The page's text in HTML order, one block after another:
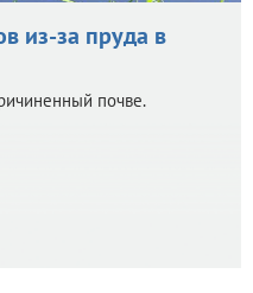
из-за пруда в
почве.